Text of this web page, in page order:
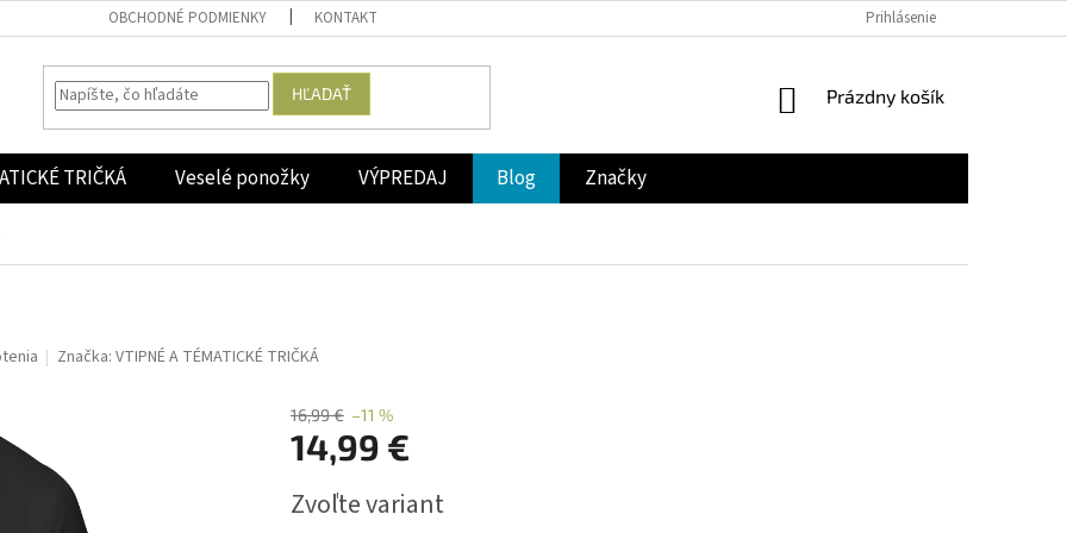
OBCHODNÉ PODMIENKY KONTAKT Prihlásenie
HĽADAŤ
NÁKUPNÝ
Prázdny košík
TRIČKÁ Veselé ponožky VÝPREDAJ Blog Značky
Značka:VTIPNÉ A TÉMATICKÉ TRIČKÁ
16,99 € –11 %
14,99 €
cena:
Zvoľte variant